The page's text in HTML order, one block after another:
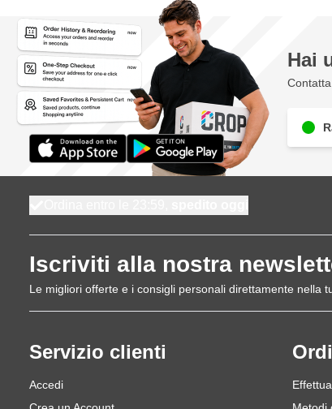
Hai
Iscriviti alla nostra
Le migliori offerte e i consigli personali direttamente nella
Servizio clienti
Accedi